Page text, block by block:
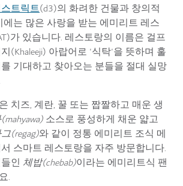
트릭트(d3)의 화려한 건물과 창의적
에는 많은 사랑을 받는 에미리트 레스
가 있습니다. 레스토랑의 이름은 걸프
(Khaleeji) 아랍어로 '식탁'을 뜻하며 훌
기대하고 찾아오는 분들을 절대 실망
치즈, 계란, 꿀 또는 짭짤하고 매운 생
소스로 풍성하게 채운 얇고
(regag)와 같이 정통 에미리트 조식 메
스마트 레스토랑을 자주 방문합니다.
인 체밥(chebab)이라는 에미리트식 팬
.